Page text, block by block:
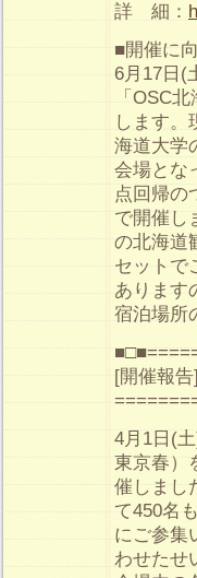
詳 細：
■開催に
6月17日(
「OSC
します。
海道大学
会場とな
点回帰の
で開催し
の北海道
セットで
あります
宿泊場所
[開催報
4月1日(
東京春）
催しまし
て450名
にご参集
わせたせ